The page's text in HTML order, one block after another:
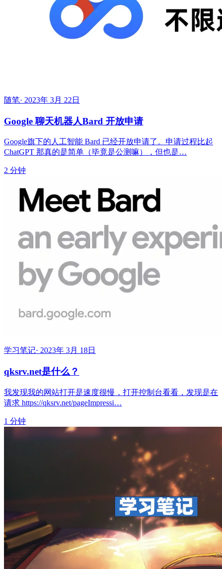
随笔· 2023年 3月 22日
Google 聊天机器人Bard 开放申请
Google旗下的人工智能 Bard 已经开放申请了。申请过程比起
ChatGPT 那真的是简单（毕竟是公测嘛），但也是…
2 分钟
学习笔记· 2023年 3月 18日
qksrv.net是什么？
我发现我的网站打开是速度很慢，打开控制台看看，发现是在
请求 https://qksrv.net/pageImpressi…
1 分钟